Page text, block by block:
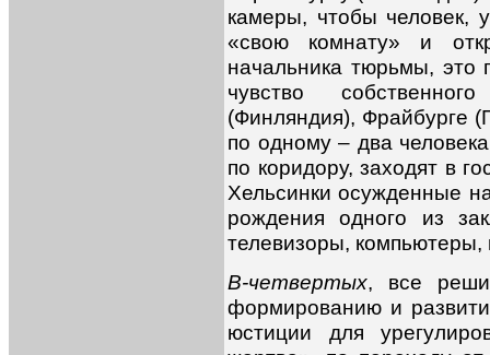
камеры, чтобы человек,
«свою комнату» и
начальника тюрьмы, это
чувство
(Финляндия), Фрайбурге
по одному – два
по коридору, заходят в
Хельсинки осужденные
рождения одного из
телевизоры, компьютеры,
В-четвертых, все
формированию и
юстиции для